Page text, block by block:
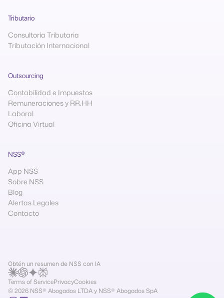
Tributario
Consultoría Tributaria
Tributación Internacional
Outsourcing
Contabilidad e Impuestos
Remuneraciones y RR.HH
Laboral
Oficina Virtual
NSS®
App NSS
Sobre NSS
Blog
Alertas Legales
Contacto
Obtén un resumen de NSS con IA
Terms of ServicePrivacyCookies
© 2026 NSS® Abogados LTDA y NSS® Abogados SpA